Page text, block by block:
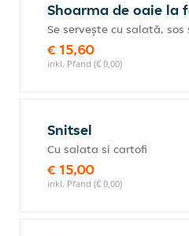
Shoarma de oaie la
Se servește cu salată, sos
€ 15,60
inkl. Pfand (€ 0,00)
Snitsel
Cu salata si cartofi
€ 15,00
inkl. Pfand (€ 0,00)